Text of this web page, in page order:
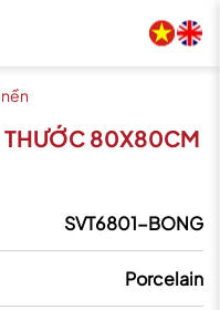
THƯỚC 80X80CM
SVT6801-BONG
Porcelain